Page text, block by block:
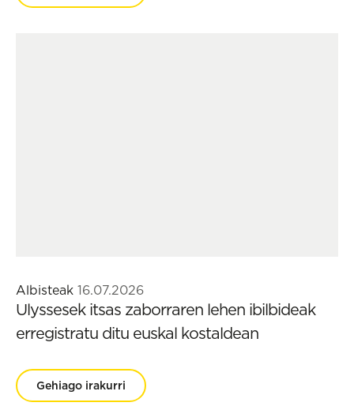
Albisteak 16.07.2026
Ulyssesek itsas zaborraren lehen ibilbideak
erregistratu ditu euskal kostaldean
Gehiago irakurri